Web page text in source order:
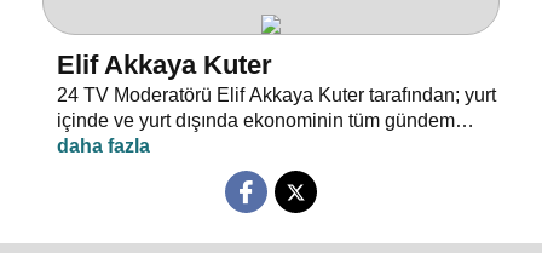
Elif Akkaya Kuter
24 TV Moderatörü Elif Akkaya Kuter tarafından; yurt
içinde ve yurt dışında ekonominin tüm gündem
maddeleri ve alanında uzman stüdyo konuklarıyla
sebep sonuç ilişkileri analiz ediliyor.